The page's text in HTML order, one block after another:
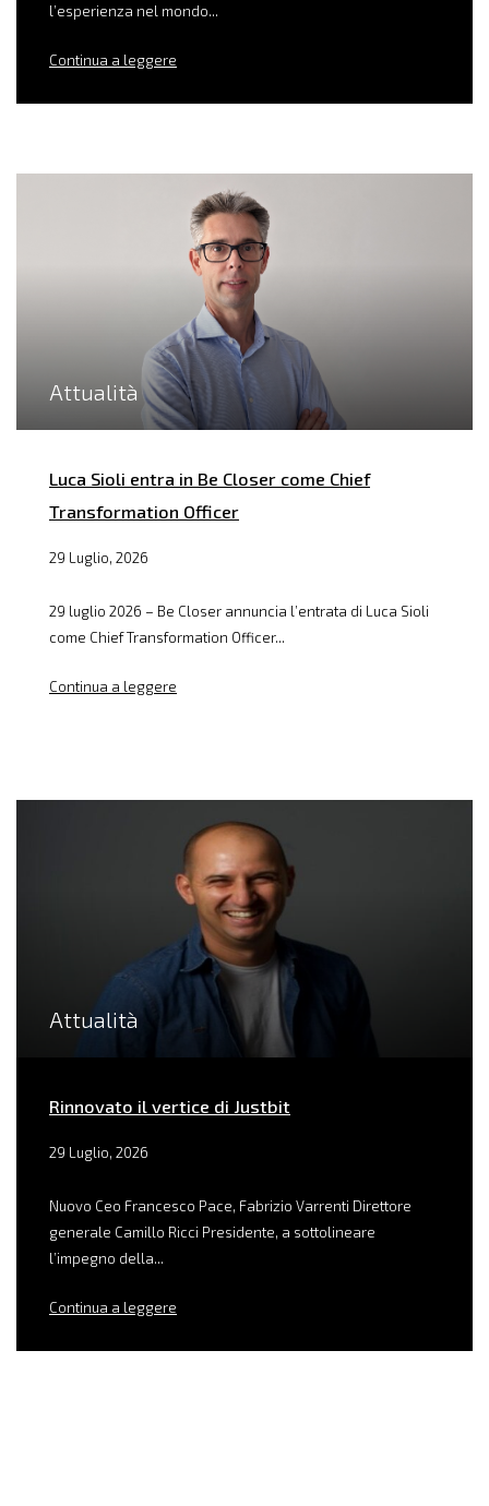
l’esperienza nel mondo...
Continua a leggere
Attualità
Luca Sioli entra in Be Closer come Chief
Transformation Officer
29 Luglio, 2026
29 luglio 2026 – Be Closer annuncia l’entrata di Luca Sioli
come Chief Transformation Officer...
Continua a leggere
Attualità
Rinnovato il vertice di Justbit
29 Luglio, 2026
Nuovo Ceo Francesco Pace, Fabrizio Varrenti Direttore
generale Camillo Ricci Presidente, a sottolineare
l’impegno della...
Continua a leggere